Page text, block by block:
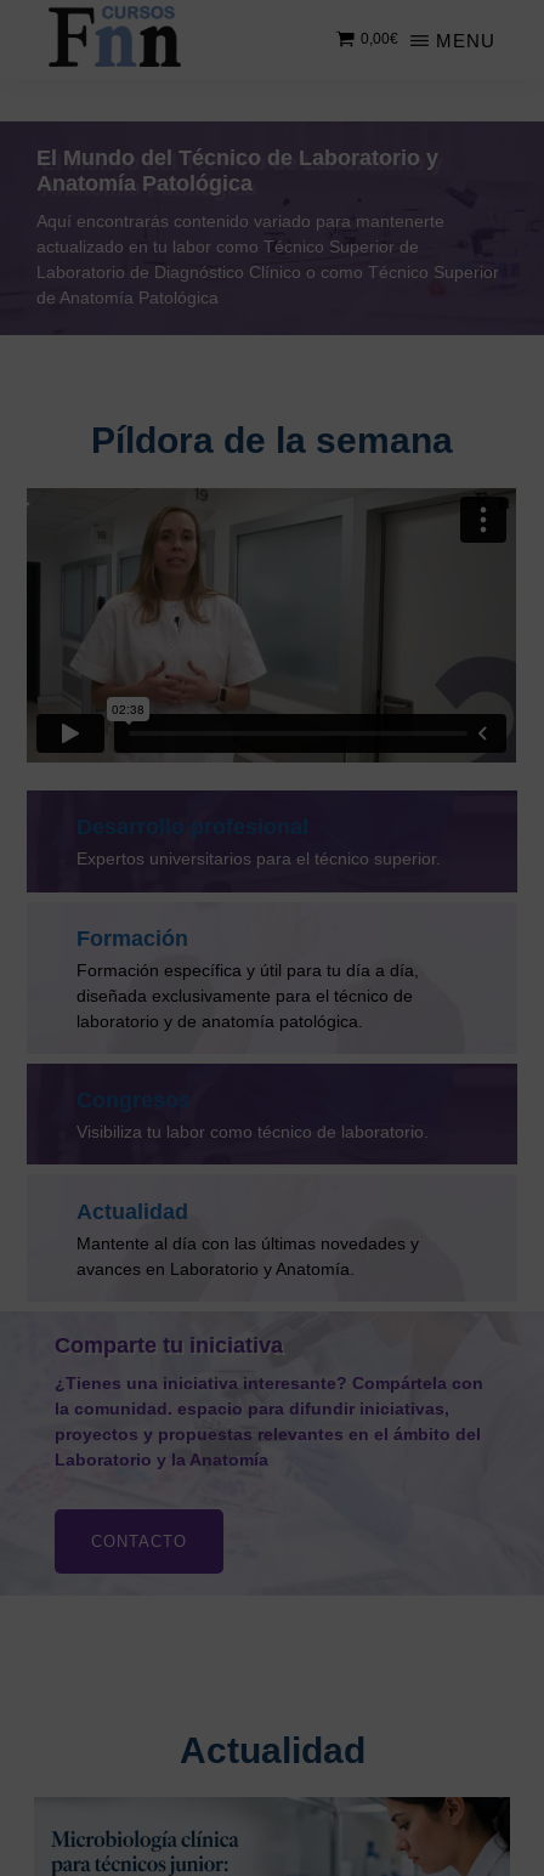
Saltar
contenido
en
cursos
online
MENU
0,00€
El Mundo del Técnico de Laboratorio y
Anatomía Patológica
Aquí encontrarás contenido variado para mantenerte
actualizado en tu labor como Técnico Superior de
Laboratorio de Diagnóstico Clínico o como Técnico Superior
de Anatomía Patológica
Píldora de la semana
Desarrollo profesional
Expertos universitarios para el técnico superior.
Formación
Formación específica y útil para tu día a día,
diseñada exclusivamente para el técnico de
laboratorio y de anatomía patológica.
Congresos
Visibiliza tu labor como técnico de laboratorio.
Actualidad
Mantente al día con las últimas novedades y
avances en Laboratorio y Anatomía.
Comparte tu iniciativa
¿Tienes una iniciativa interesante? Compártela con
la comunidad. espacio para difundir iniciativas,
proyectos y propuestas relevantes en el ámbito del
Laboratorio y la Anatomía
CONTACTO
Actualidad